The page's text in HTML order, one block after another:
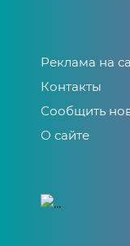
Реклама на
Контакты
Сообщить
О сайте